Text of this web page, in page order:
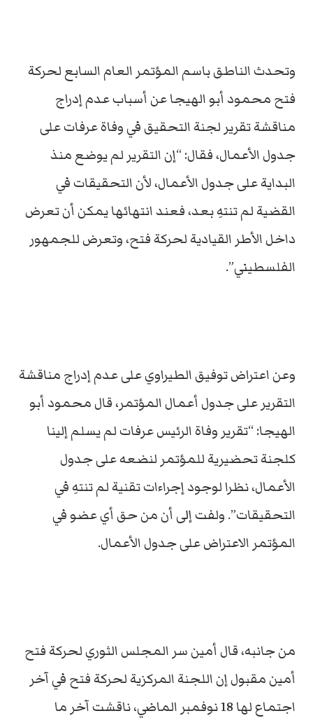
وتحدث الناطق باسم المؤتمر العام السابع لحركة
فتح محمود أبو الهيجا عن أسباب عدم إدراج
مناقشة تقرير لجنة التحقيق في وفاة عرفات على
جدول الأعمال، فقال: “إن التقرير لم يوضع منذ
البداية على جدول الأعمال، لأن التحقيقات في
القضية لم تنتهِ بعد، فعند انتهائها يمكن أن تعرض
داخل الأطر القيادية لحركة فتح، وتعرض للجمهور
الفلسطيني”.
وعن اعتراض توفيق الطيراوي على عدم إدراج مناقشة
التقرير على جدول أعمال المؤتمر، قال محمود أبو
الهيجا: “تقرير وفاة الرئيس عرفات لم يسلم إلينا
كلجنة تحضيرية للمؤتمر لنضعه على جدول
الأعمال، نظرا لوجود إجراءات تقنية لم تنتهِ في
التحقيقات”. ولفت إلى أن من حق أي عضو في
المؤتمر الاعتراض على جدول الأعمال.
من جانبه، قال أمين سر المجلس الثوري لحركة فتح
أمين مقبول إن اللجنة المركزية لحركة فتح في آخر
اجتماع لها 18 نوفمبر الماضي، ناقشت آخر ما